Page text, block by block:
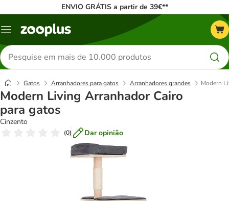
ENVIO GRÁTIS a partir de 39€**
Menu
Pesquisar
produtos
Gatos Arranhadores para gatos Arranhadores grandes Modern
Modern Living Arranhador Cairo
para gatos
Cinzento
(0) Dar opinião